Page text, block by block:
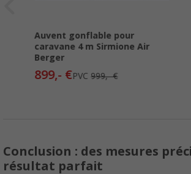
Auvent gonflable pour
caravane 4 m Sirmione Air
Berger
899,- €PVC999,- €
Conclusion : des mesures
résultat parfait